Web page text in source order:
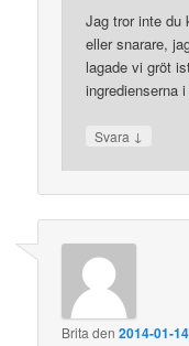
Jag tror inte du
eller snarare,
lagade vi gröt
ingredienserna
Svara ↓
Brita den2014-01-